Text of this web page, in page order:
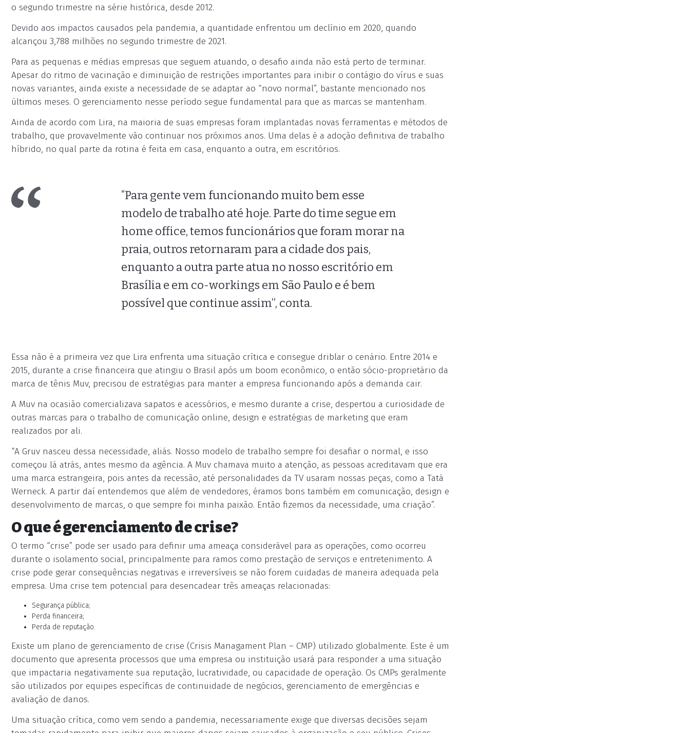
o segundo trimestre na série histórica, desde 2012.
Devido aos impactos causados pela pandemia, a quantidade enfrentou um declínio em 2020, quando
alcançou 3,788 milhões no segundo trimestre de 2021.
Para as pequenas e médias empresas que seguem atuando, o desafio ainda não está perto de terminar.
Apesar do ritmo de vacinação e diminuição de restrições importantes para inibir o contágio do vírus e suas
novas variantes, ainda existe a necessidade de se adaptar ao “novo normal”, bastante mencionado nos
últimos meses. O gerenciamento nesse período segue fundamental para que as marcas se mantenham.
Ainda de acordo com Lira, na maioria de suas empresas foram implantadas novas ferramentas e métodos de
trabalho, que provavelmente vão continuar nos próximos anos. Uma delas é a adoção definitiva de trabalho
híbrido, no qual parte da rotina é feita em casa, enquanto a outra, em escritórios.
“Para gente vem funcionando muito bem esse
modelo de trabalho até hoje. Parte do time segue em
home office, temos funcionários que foram morar na
praia, outros retornaram para a cidade dos pais,
enquanto a outra parte atua no nosso escritório em
Brasília e em co-workings em São Paulo e é bem
possível que continue assim”, conta.
Essa não é a primeira vez que Lira enfrenta uma situação crítica e consegue driblar o cenário. Entre 2014 e
2015, durante a crise financeira que atingiu o Brasil após um boom econômico, o então sócio-proprietário da
marca de tênis Muv, precisou de estratégias para manter a empresa funcionando após a demanda cair.
A Muv na ocasião comercializava sapatos e acessórios, e mesmo durante a crise, despertou a curiosidade de
outras marcas para o trabalho de comunicação online, design e estratégias de marketing que eram
realizados por ali.
“A Gruv nasceu dessa necessidade, aliás. Nosso modelo de trabalho sempre foi desafiar o normal, e isso
começou lá atrás, antes mesmo da agência. A Muv chamava muito a atenção, as pessoas acreditavam que era
uma marca estrangeira, pois antes da recessão, até personalidades da TV usaram nossas peças, como a Tatá
Werneck. A partir daí entendemos que além de vendedores, éramos bons também em comunicação, design e
desenvolvimento de marcas, o que sempre foi minha paixão. Então fizemos da necessidade, uma criação”.
O que é gerenciamento de crise?
O termo “crise” pode ser usado para definir uma ameaça considerável para as operações, como ocorreu
durante o isolamento social, principalmente para ramos como prestação de serviços e entretenimento. A
crise pode gerar consequências negativas e irreversíveis se não forem cuidadas de maneira adequada pela
empresa. Uma crise tem potencial para desencadear três ameaças relacionadas:
Segurança pública;
Perda financeira;
Perda de reputação.
Existe um plano de gerenciamento de crise (Crisis Managament Plan – CMP) utilizado globalmente. Este é um
documento que apresenta processos que uma empresa ou instituição usará para responder a uma situação
que impactaria negativamente sua reputação, lucratividade, ou capacidade de operação. Os CMPs geralmente
são utilizados por equipes específicas de continuidade de negócios, gerenciamento de emergências e
avaliação de danos.
Uma situação crítica, como vem sendo a pandemia, necessariamente exige que diversas decisões sejam